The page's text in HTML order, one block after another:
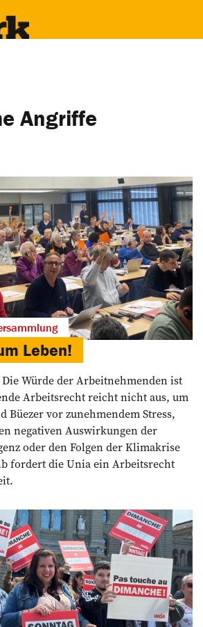
Angriffe
Leben!
Die Würde der Arbeitnehmenden ist
Arbeitsrecht reicht nicht aus, um
Büezer vor zunehmendem Stress,
negativen Auswirkungen der
oder den Folgen der Klimakrise
fordert die Unia ein Arbeitsrecht